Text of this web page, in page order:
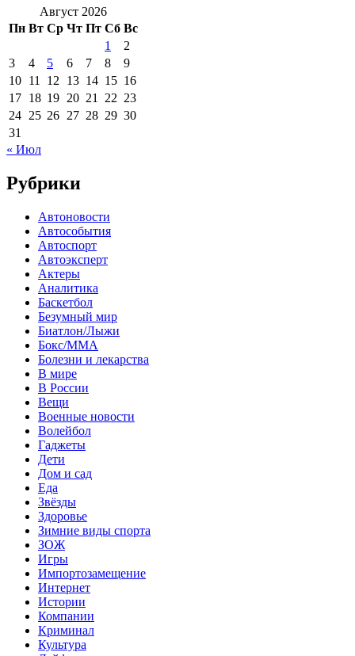
Август 2026
Пн Вт Ср Чт Пт Сб Вс
1
2
3
4 5 6 7 8
9
10 11 12 13 14 15 16
17 18 19 20 21 22 23
24 25 26 27 28 29 30
31
« Июл
Рубрики
Автоновости
Автособытия
Автоспорт
Автоэксперт
Актеры
Аналитика
Баскетбол
Безумный мир
Биатлон/Лыжи
Бокс/MMA
Болезни и лекарства
В мире
В России
Вещи
Военные новости
Волейбол
Гаджеты
Дети
Дом и сад
Еда
Звёзды
Здоровье
Зимние виды спорта
ЗОЖ
Игры
Импортозамещение
Интернет
Истории
Компании
Криминал
Культура